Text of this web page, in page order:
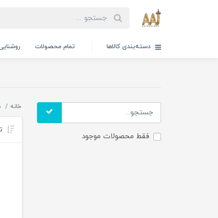
دسته‌بندی کالاها تمام محصولات
فقط محصولات موجود
خانه